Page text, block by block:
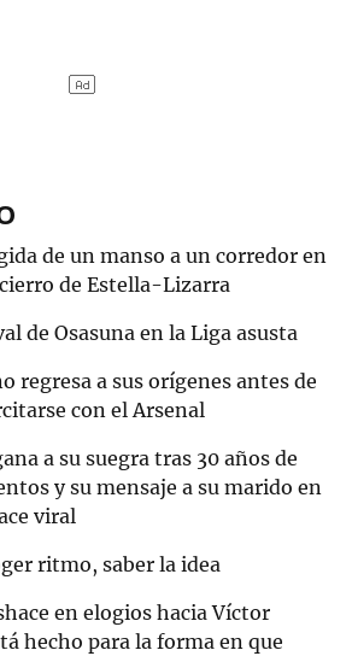
de un manso a un corredor en
de Estella-Lizarra
de Osasuna en la Liga asusta
regresa a sus orígenes antes de
con el Arsenal
a su suegra tras 30 años de
y su mensaje a su marido en
viral
ritmo, saber la idea
en elogios hacia Víctor
hecho para la forma en que